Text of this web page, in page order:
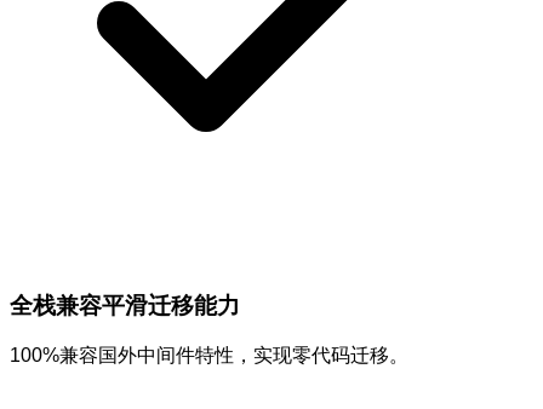
全栈兼容平滑迁移能力
100%兼容国外中间件特性，实现零代码迁移。